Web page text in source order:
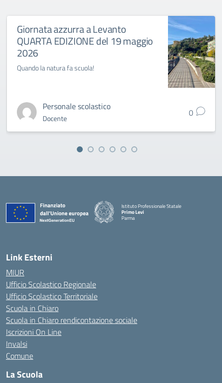
Giornata azzurra a Levanto
QUARTA EDIZIONE del 19 maggio
2026
Quando la natura fa scuola!
Personale scolastico
Docente 0
Istituto Professionale Statale
Primo Levi
Parma
Link Esterni
MIUR
Ufficio Scolastico Regionale
Ufficio Scolastico Territoriale
Scuola in Chiaro
Scuola in Chiaro rendicontazione sociale
Iscrizioni On Line
Invalsi
Comune
La Scuola